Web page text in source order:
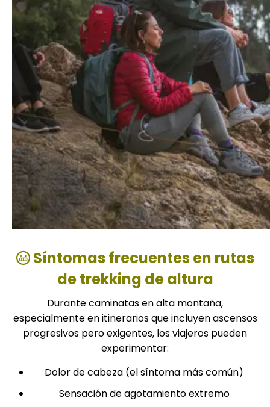
Síntomas frecuentes en rutas
de trekking de altura
Durante caminatas en alta montaña,
especialmente en itinerarios que incluyen ascensos
progresivos pero exigentes, los viajeros pueden
experimentar:
Dolor de cabeza (el síntoma más común)
Sensación de agotamiento extremo